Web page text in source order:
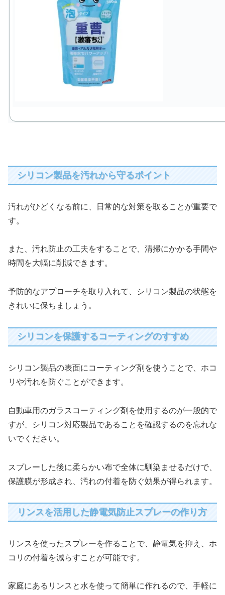
シリコン製品を汚れから守るポイント
汚れがひどくなる前に、日常的な対策を取ることが重要で
す。
また、汚れ防止の工夫をすることで、清掃にかかる手間や
時間を大幅に削減できます。
予防的なアプローチを取り入れて、シリコン製品の状態を
きれいに保ちましょう。
シリコンを保護するコーティングのすすめ
シリコン製品の表面にコーティング剤を使うことで、ホコ
リや汚れを防ぐことができます。
自動車用のガラスコーティング剤を使用するのが一般的で
すが、シリコン対応製品であることを確認するのを忘れな
いでください。
スプレーした後に柔らかい布で全体に馴染ませるだけで、
保護膜が形成され、汚れの付着を防ぐ効果が得られます。
リンスを活用した静電気防止スプレーの作り方
リンスを使ったスプレーを作ることで、静電気を抑え、ホ
コリの付着を減らすことが可能です。
家庭にあるリンスと水を使って簡単に作れるので、手軽に